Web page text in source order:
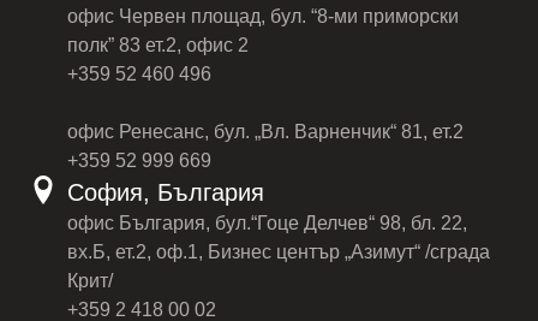
офис Червен площад, бул. “8-ми приморски
полк” 83 ет.2, офис 2
+359 52 460 496
офис Ренесанс, бул. „Вл. Варненчик“ 81, ет.2
+359 52 999 669
София, България
офис България, бул.“Гоце Делчев“ 98, бл. 22,
вх.Б, ет.2, оф.1, Бизнес център „Азимут“ /сграда
Крит/
+359 2 418 00 02